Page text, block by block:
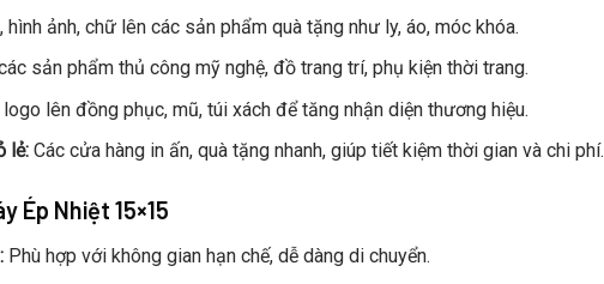
ảnh, chữ lên các sản phẩm quà tặng như ly, áo, móc khóa.
sản phẩm thủ công mỹ nghệ, đồ trang trí, phụ kiện thời trang.
lên đồng phục, mũ, túi xách để tăng nhận diện thương hiệu.
lẻ:Các cửa hàng in ấn, quà tặng nhanh, giúp tiết kiệm thời gian và chi phí.
Ép Nhiệt 15×15
Phù hợp với không gian hạn chế, dễ dàng di chuyển.